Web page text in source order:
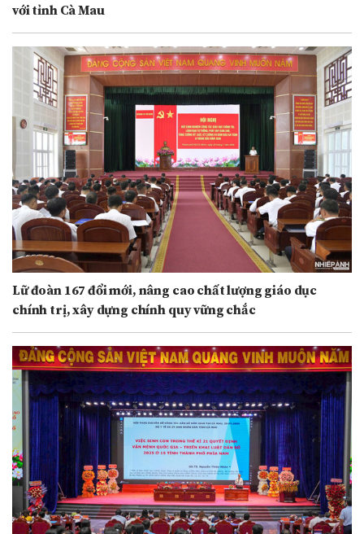
với tỉnh Cà Mau
Lữ đoàn 167 đổi mới, nâng cao chất lượng giáo dục
chính trị, xây dựng chính quy vững chắc